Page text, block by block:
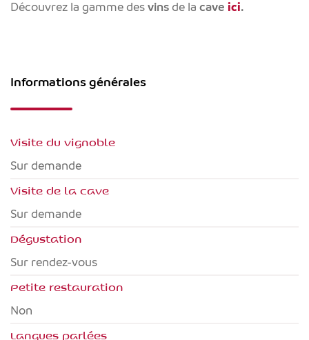
Découvrez la gamme des vins de la cave ici.
Informations générales
Visite du vignoble
Sur demande
Visite de la cave
Sur demande
Dégustation
Sur rendez-vous
Petite restauration
Non
Langues parlées